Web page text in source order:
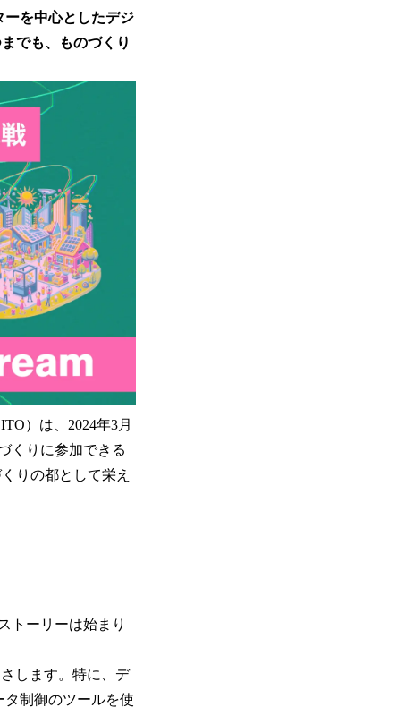
ーを中心としたデジ
でも、ものづくり
）は、2024年3月
くりに参加できる
りの都として栄え
トーリーは始まり
します。特に、デ
制御のツールを使